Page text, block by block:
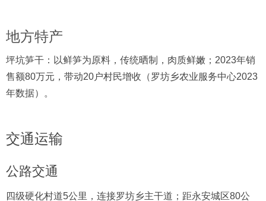
地方特产
坪坑笋干：以鲜笋为原料，传统晒制，肉质鲜嫩；2023年销
售额80万元，带动20户村民增收（罗坊乡农业服务中心2023
年数据）。
交通运输
公路交通
四级硬化村道5公里，连接罗坊乡主干道；距永安城区80公